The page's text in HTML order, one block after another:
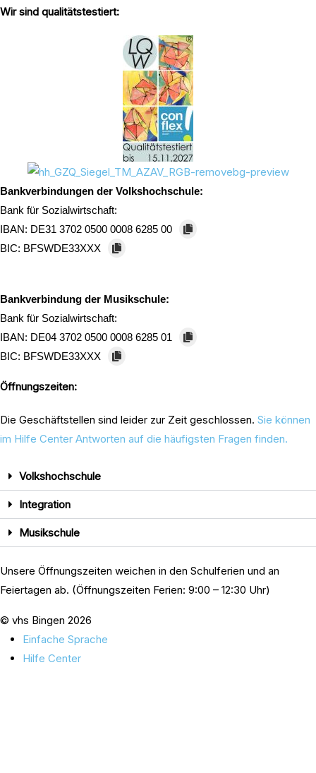
Wir sind qualitätstestiert:
Bankverbindungen der Volkshochschule:
Bank für Sozialwirtschaft:
IBAN: DE31 3702 0500 0008 6285 00
BIC: BFSWDE33XXX
Bankverbindung der Musikschule:
Bank für Sozialwirtschaft:
IBAN: DE04 3702 0500 0008 6285 01
BIC: BFSWDE33XXX
Öffnungszeiten:
Die Geschäftstellen sind leider zur Zeit geschlossen. Sie können
im Hilfe Center Antworten auf die häufigsten Fragen finden.
Volkshochschule
Integration
Musikschule
Unsere Öffnungszeiten weichen in den Schulferien und an
Feiertagen ab. (Öffnungszeiten Ferien: 9:00 – 12:30 Uhr)
© vhs Bingen 2026
Einfache Sprache
Hilfe Center